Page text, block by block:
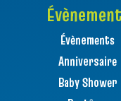
Évènements
Anniversaire
Baby Shower